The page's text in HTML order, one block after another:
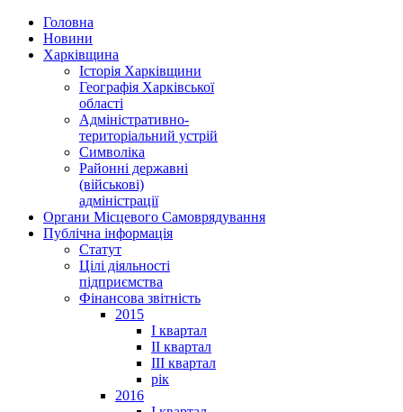
Головна
Новини
Харківщина
Історія Харківщини
Географія Харківської
області
Адміністративно-
територіальний устрій
Символіка
Районні державні
(військові)
адміністрації
Органи Місцевого Самоврядування
Публічна інформація
Статут
Цілі діяльності
підприємства
Фінансова звітність
2015
I квартал
II квартал
III квартал
рік
2016